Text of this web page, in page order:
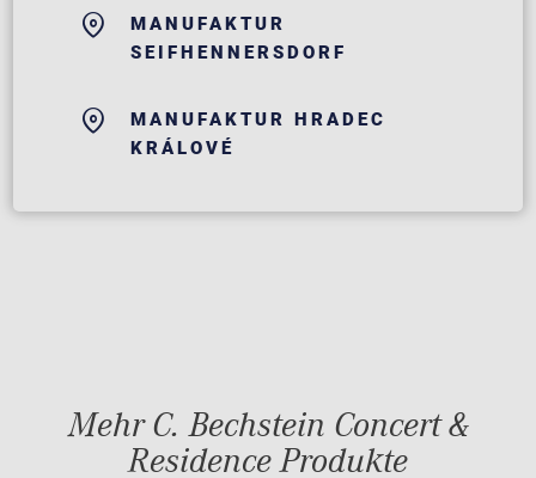
MANUFAKTUR
SEIFHENNERSDORF
MANUFAKTUR HRADEC
KRÁLOVÉ
Mehr C. Bechstein Concert &
Residence Produkte